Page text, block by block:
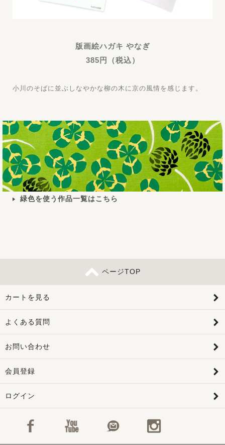
版画絵ハガキ やなぎ
385円（税込）
小川のそばに並ぶしなやかな柳の木に京の風情を感じます。
緑色を使う作品一覧はこちら
ページTOP
カートを見る
よくある質問
お問い合わせ
会員登録
ログイン